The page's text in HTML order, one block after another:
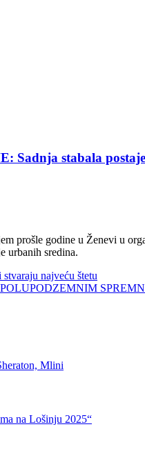
Sadnja stabala
prošle godine u Ženevi u
urbanih sredina.
najveću štetu
Mlini
na Lošinju 2025“